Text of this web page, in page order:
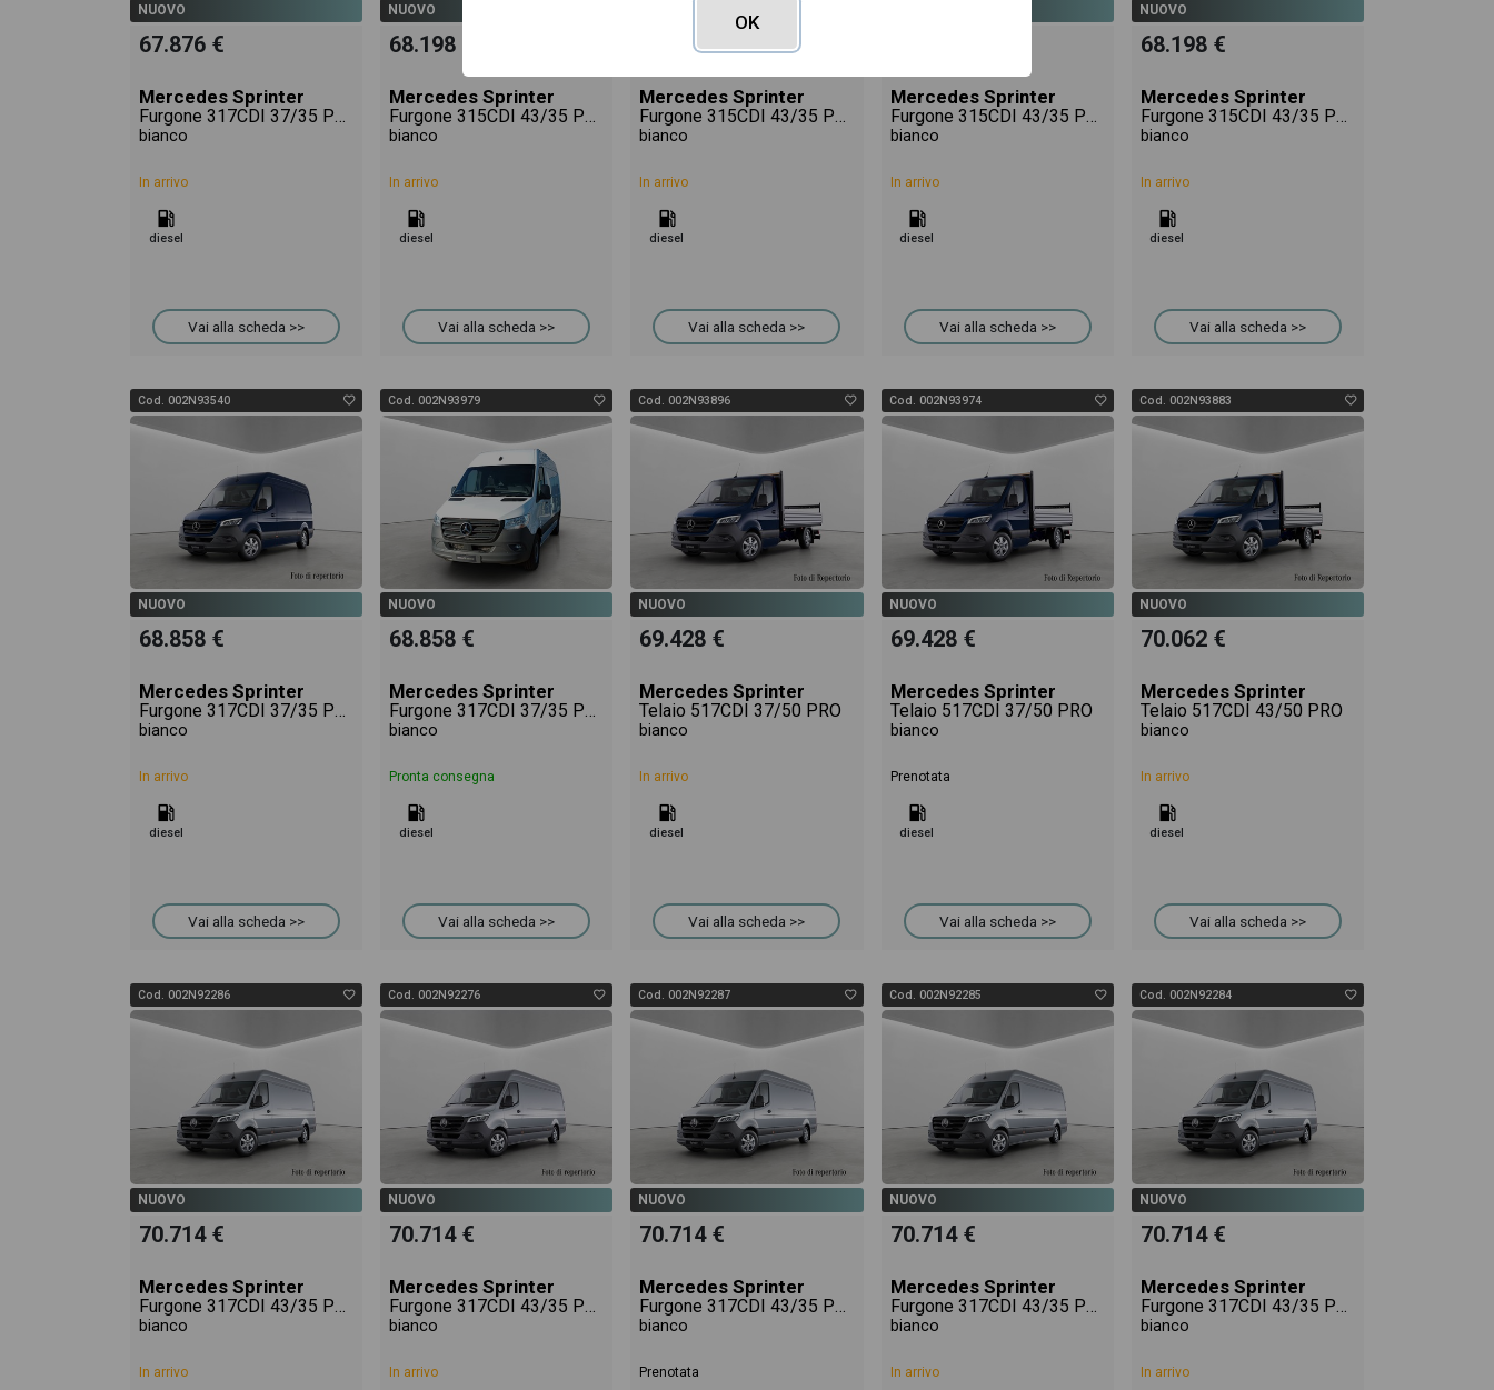
NUOVO
67.876 €
Mercedes Sprinter
bianco
In arrivo
diesel
Vai alla scheda >>
NUOVO
68.198 €
Mercedes Sprinter
bianco
In arrivo
diesel
Vai alla scheda >>
68.198 €
Mercedes Sprinter
bianco
In arrivo
diesel
Vai alla scheda >>
Mercedes Sprinter
bianco
In arrivo
diesel
Vai alla scheda >>
NUOVO
68.198 €
Mercedes Sprinter
bianco
In arrivo
diesel
Vai alla scheda >>
Cod. 002N93540
NUOVO
68.858 €
Mercedes Sprinter
Furgone 317CDI 37/35 PRO
bianco
In arrivo
diesel
Vai alla scheda >>
Cod. 002N93979
NUOVO
68.858 €
Mercedes Sprinter
Furgone 317CDI 37/35 PRO
bianco
Pronta consegna
diesel
Vai alla scheda >>
Cod. 002N93896
NUOVO
69.428 €
Mercedes Sprinter
Telaio 517CDI 37/50 PRO
bianco
In arrivo
diesel
Vai alla scheda >>
Cod. 002N93974
NUOVO
69.428 €
Mercedes Sprinter
Telaio 517CDI 37/50 PRO
bianco
Prenotata
diesel
Vai alla scheda >>
Cod. 002N93883
NUOVO
70.062 €
Mercedes Sprinter
Telaio 517CDI 43/50 PRO
bianco
In arrivo
diesel
Vai alla scheda >>
Cod. 002N92286
NUOVO
70.714 €
Mercedes Sprinter
Furgone 317CDI 43/35 PRO
bianco
In arrivo
Cod. 002N92276
NUOVO
70.714 €
Mercedes Sprinter
Furgone 317CDI 43/35 PRO
bianco
In arrivo
Cod. 002N92287
NUOVO
70.714 €
Mercedes Sprinter
Furgone 317CDI 43/35 PRO
bianco
Prenotata
Cod. 002N92285
NUOVO
70.714 €
Mercedes Sprinter
Furgone 317CDI 43/35 PRO
bianco
In arrivo
Cod. 002N92284
NUOVO
70.714 €
Mercedes Sprinter
Furgone 317CDI 43/35 PRO
bianco
In arrivo
OK